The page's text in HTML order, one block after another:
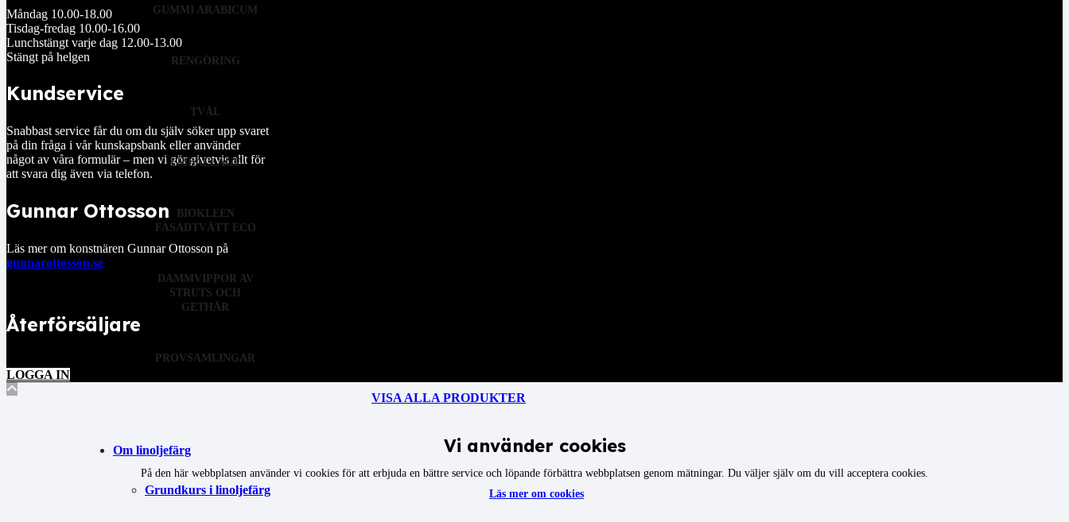
GUMMI ARABICUM
RENGÖRING
TVÅL
EMBALLAGE
BIOKLEEN
FASADTVÄTT ECO
DAMMVIPPOR AV
STRUTS OCH
GETHÅR
PROVSAMLINGAR
VISA ALLA PRODUKTER
Om linoljefärg
Grundkurs i linoljefärg
Måndag 10.00-18.00
Tisdag-fredag 10.00-16.00
Lunchstängt varje dag 12.00-13.00
Stängt på helgen
Kundservice
Snabbast service får du om du själv söker upp svaret
på din fråga i vår kunskapsbank eller använder
något av våra formulär – men vi gör givetvis allt för
att svara dig även via telefon.
Gunnar Ottosson
Läs mer om konstnären Gunnar Ottosson på
gunnarottosson.se
Återförsäljare
LOGGA IN
Vi använder cookies
På den här webbplatsen använder vi cookies för att erbjuda en bättre service och löpande förbättra webbplatsen genom mätningar. Du väljer själv om du vill acceptera cookies.
Läs mer om cookies